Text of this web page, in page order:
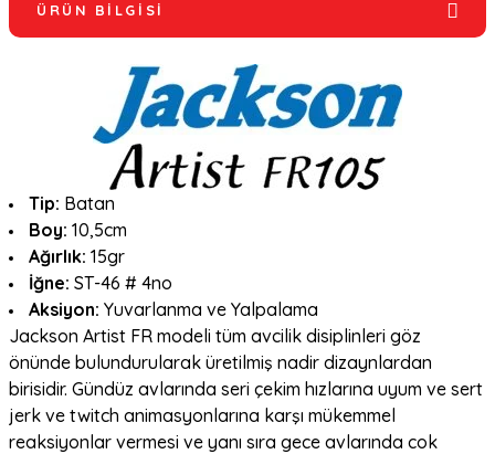
ÜRÜN BILGISI
Tip: Batan
Boy: 10,5cm
Ağırlık: 15gr
İğne: ST-46 # 4no
Aksiyon: Yuvarlanma ve Yalpalama
Jackson Artist FR modeli tüm avcilik disiplinleri göz
önünde bulundurularak üretilmiş nadir dizaynlardan
birisidir. Gündüz avlarında seri çekim hızlarına uyum ve sert
jerk ve twitch animasyonlarına karşı mükemmel
reaksiyonlar vermesi ve yanı sıra gece avlarında cok